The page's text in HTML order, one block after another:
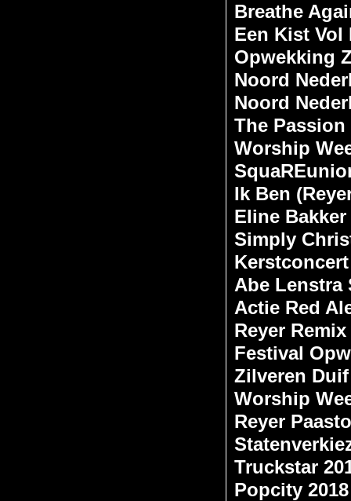
Breathe
Een Kist Vol
Opwekking
Noord
Noord
The Passion
Worship
Ik Ben
Eline Bakker
Simply
Abe Lenstra
Actie Red
Reyer Remix
Festival
Zilveren
Worship
Reyer
Truckstar
Popcity 2018